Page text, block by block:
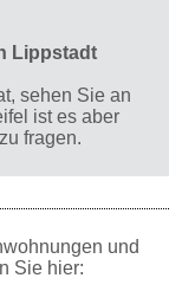
Lippstadt
sehen Sie an
ist es aber
fragen.
und
Sie hier: